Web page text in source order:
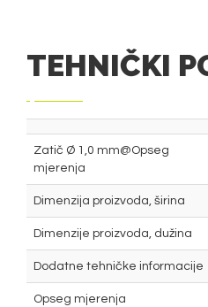
TEHNIČKI
Zatič Ø 1,0 mm@Opseg
mjerenja
Dimenzija proizvoda, širina
Dimenzije proizvoda, dužina
Dodatne tehničke informacije
Opseg mjerenja